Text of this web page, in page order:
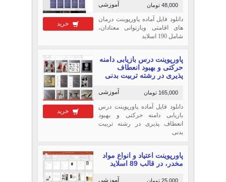
خرید
آموزشی 48,000 تومان
دانلود فایل آماده پاورپوینت درمان
های اقامتی وبازتوانی معتادان،
شامل 190 اسلاید
خرید
پاورپوینت درس بازیابی دامنه
حرکتی و بهبود انعطاف
پذیری در رشته تربیت بدنی
آموزشی 165,000 تومان
دانلود فایل آماده پاورپوینت درس
بازیابی دامنه حرکتی و بهبود
انعطاف پذیری در رشته تربیت
بدنی
پاورپوینت اعتیاد و انواع مواد
مخدر، در قالب 89 اسلاید
آموزشی 25,000 تومان